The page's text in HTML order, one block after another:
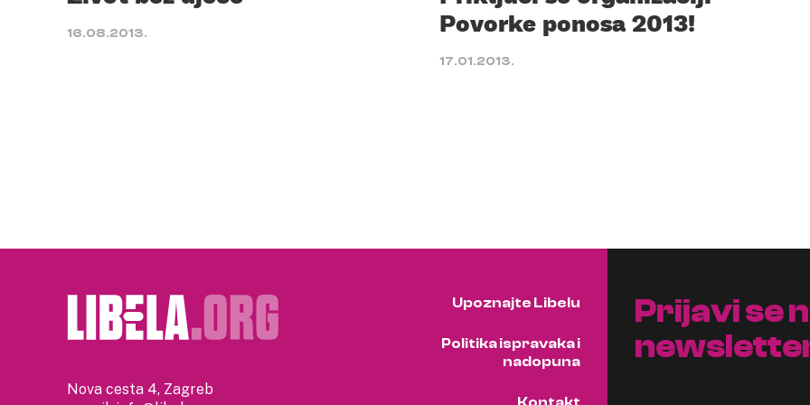
16.08.2013.
Povorke ponosa 2013!
17.01.2013.
Nova cesta 4, Zagreb
Upoznajte Libelu
Politika ispravaka i
nadopuna
Prijavi se